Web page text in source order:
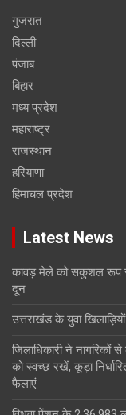
गुजरात
दिल्ली
पंजाब
बिहार
मध्य प्रदेश
महाराष्ट्र
राजस्थान
हरियाणा
हिमाचल प्रदेश
Latest News
कावड़ मेले को सकुशल रूप
दून
उत्तराखंड के युवा
जिलाधिकारी ने नागरिकों
को स्वच्छ रखें, कूड़ा
फैलाएं